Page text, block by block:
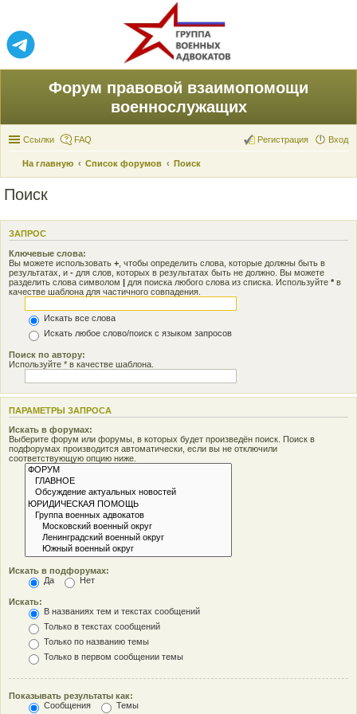
Форум правовой взаимопомощи
военнослужащих
Ссылки FAQ Вход
Регистрация
На главную Список форумов Поиск
Поиск
ЗАПРОС
Ключевые слова:
Вы можете использовать + , чтобы определить слова, которые должны быть в
результатах, и - для слов, которых в результатах быть не должно. Вы можете
разделить слова символом | для поиска любого слова из списка. Используйте * в
качестве шаблона для частичного совпадения.
Искать все слова
Искать любое слово/поиск с языком запросов
Поиск по автору:
Используйте * в качестве шаблона.
ПАРАМЕТРЫ ЗАПРОСА
Искать в форумах:
Выберите форум или форумы, в которых будет произведён поиск. Поиск в
подфорумах производится автоматически, если вы не отключили
соответствующую опцию ниже.
Искать в подфорумах:
Да
Нет
Искать:
В названиях тем и текстах сообщений
Только в текстах сообщений
Только по названию темы
Только в первом сообщении темы
Показывать результаты как:
Сообщения
Темы